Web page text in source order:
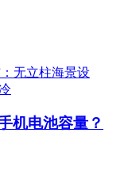
机电池容量？